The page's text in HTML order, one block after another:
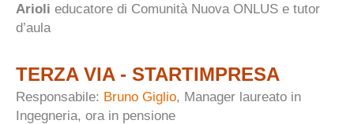
Arioli educatore di Comunità Nuova ONLUS e tutor
d’aula
TERZA VIA - STARTIMPRESA
Responsabile: Bruno Giglio, Manager laureato in
Ingegneria, ora in pensione